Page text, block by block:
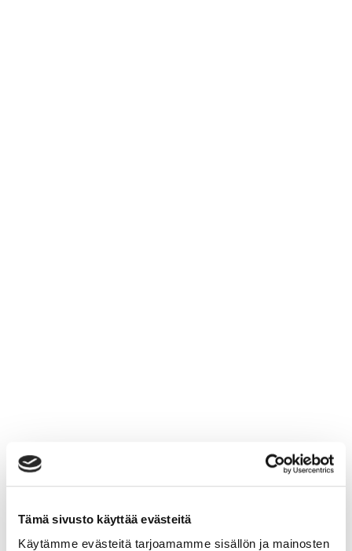
Tämä sivusto käyttää evästeitä
Käytämme evästeitä tarjoamamme sisällön ja mainosten